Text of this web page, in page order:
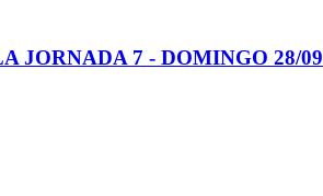
JORNADA 7 - DOMINGO 28/09